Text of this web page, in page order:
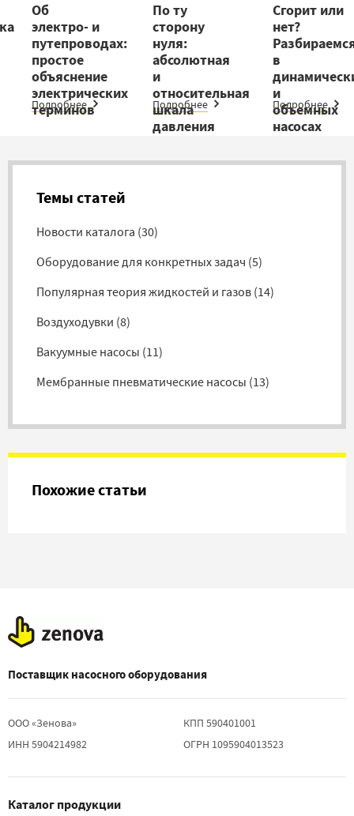
Об
электро- и
путепроводах:
простое
объяснение
электрических
терминов
Подробнее
По ту
сторону
нуля:
абсолютная
и
относительная
шкала
давления
Подробнее
Сгорит или
нет?
в
и
объемных
насосах
Подробнее
Темы статей
Новости каталога (30)
Оборудование для конкретных задач (5)
Популярная теория жидкостей и газов (14)
Воздуходувки (8)
Вакуумные насосы (11)
Мембранные пневматические насосы (13)
Похожие статьи
Поставщик насосного оборудования
ООО «Зенова»
ИНН 5904214982
КПП 590401001
ОГРН 1095904013523
Каталог продукции